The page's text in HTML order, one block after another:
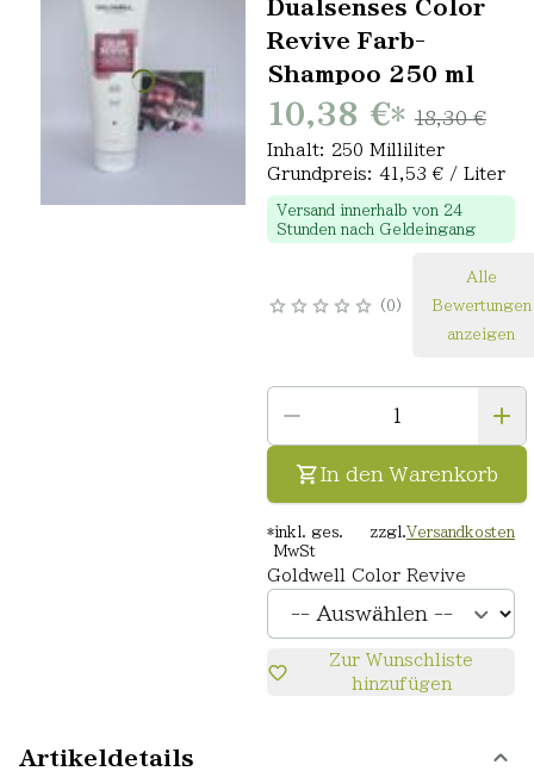
Dualsenses Color
Revive Farb-
Shampoo 250 ml
10,38 €* 18,30 €
Inhalt: 250 Milliliter
Grundpreis: 41,53 € / Liter
Versand innerhalb von 24
Stunden nach Geldeingang
0
Alle
Bewertungen
anzeigen
In den Warenkorb
*inkl. ges.
MwSt
zzgl. Versandkosten
Goldwell Color Revive
Zur Wunschliste
hinzufügen
Artikeldetails